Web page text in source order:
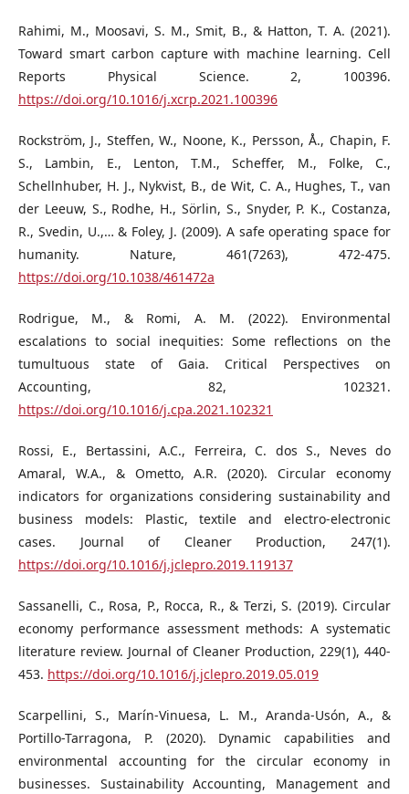
Rahimi, M., Moosavi, S. M., Smit, B., & Hatton, T. A. (2021).
Toward smart carbon capture with machine learning. Cell
Reports Physical Science. 2, 100396.
https://doi.org/10.1016/j.xcrp.2021.100396
Rockström, J., Steffen, W., Noone, K., Persson, Å., Chapin, F.
S., Lambin, E., Lenton, T.M., Scheffer, M., Folke, C.,
Schellnhuber, H. J., Nykvist, B., de Wit, C. A., Hughes, T., van
der Leeuw, S., Rodhe, H., Sörlin, S., Snyder, P. K., Costanza,
R., Svedin, U.,… & Foley, J. (2009). A safe operating space for
humanity. Nature, 461(7263), 472-475.
https://doi.org/10.1038/461472a
Rodrigue, M., & Romi, A. M. (2022). Environmental
escalations to social inequities: Some reflections on the
tumultuous state of Gaia. Critical Perspectives on
Accounting, 82, 102321.
https://doi.org/10.1016/j.cpa.2021.102321
Rossi, E., Bertassini, A.C., Ferreira, C. dos S., Neves do
Amaral, W.A., & Ometto, A.R. (2020). Circular economy
indicators for organizations considering sustainability and
business models: Plastic, textile and electro-electronic
cases. Journal of Cleaner Production, 247(1).
https://doi.org/10.1016/j.jclepro.2019.119137
Sassanelli, C., Rosa, P., Rocca, R., & Terzi, S. (2019). Circular
economy performance assessment methods: A systematic
literature review. Journal of Cleaner Production, 229(1), 440-
453. https://doi.org/10.1016/j.jclepro.2019.05.019
Scarpellini, S., Marín-Vinuesa, L. M., Aranda-Usón, A., &
Portillo-Tarragona, P. (2020). Dynamic capabilities and
environmental accounting for the circular economy in
businesses. Sustainability Accounting, Management and